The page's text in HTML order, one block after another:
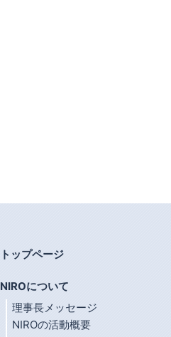
トップページ
NIROについて
理事長メッセージ
NIROの活動概要